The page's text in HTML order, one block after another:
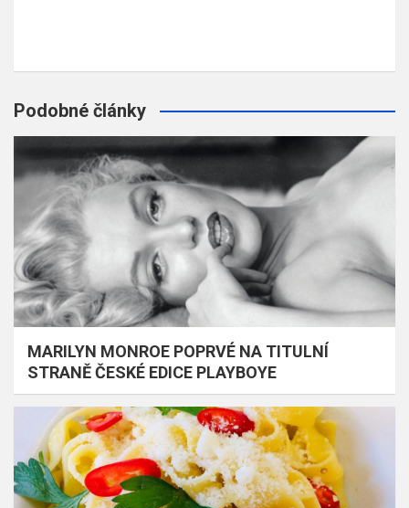
Podobné články
MARILYN MONROE POPRVÉ NA TITULNÍ
STRANĚ ČESKÉ EDICE PLAYBOYE